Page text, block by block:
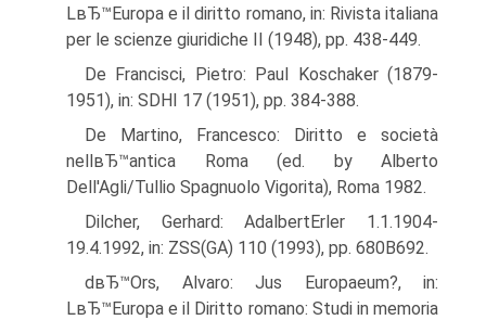
LвЂ™Europa e il diritto romano, in: Rivista italiana
per le scienze giuridiche II (1948), pp. 438-449.
De Francisci, Pietro: Paul Koschaker (1879-
1951), in: SDHI 17 (1951), pp. 384-388.
De Martino, Francesco: Diritto e società
nellвЂ™antica Roma (ed. by Alberto
Dell'Agli/Tullio Spagnuolo Vigorita), Roma 1982.
Dilcher, Gerhard: AdalbertErler 1.1.1904-
19.4.1992, in: ZSS(GA) 110 (1993), pp. 680В­692.
dвЂ™Ors, Alvaro: Jus Europaeum?, in:
LвЂ™Europa e il Diritto romano: Studi in memoria